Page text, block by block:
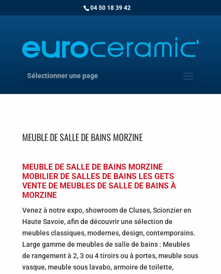
04 50 18 39 42
Sélectionner une page
MEUBLE DE SALLE DE BAINS MORZINE
MEUBLE DE SALLE DE BAINS MORZINE
MOBILIER DE SALLES DE BAINS LES GETS
VENTE DE MEUBLES DE SALLE DE BAINS À
MORZINE
Venez à notre expo, showroom de Cluses, Scionzier en
Haute Savoie, afin de découvrir une sélection de
meubles classiques, modernes, design, contemporains.
Large gamme de meubles de salle de bains : Meubles
de rangement à 2, 3 ou 4 tiroirs ou à portes, meuble sous
vasque, meuble sous lavabo, armoire de toilette,